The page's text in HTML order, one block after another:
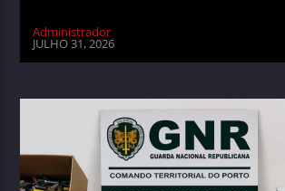
Administrador
JULHO 31, 2026